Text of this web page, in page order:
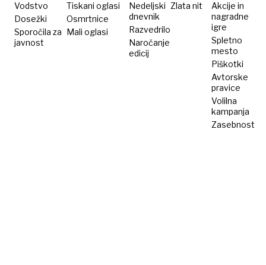
Vodstvo
Dosežki
Sporočila za
javnost
Tiskani oglasi
Osmrtnice
Mali oglasi
Nedeljski
dnevnik
Razvedrilo
Naročanje
edicij
Zlata nit
Akcije in
nagradne
igre
Spletno
mesto
Piškotki
Avtorske
pravice
Volilna
kampanja
Zasebnost